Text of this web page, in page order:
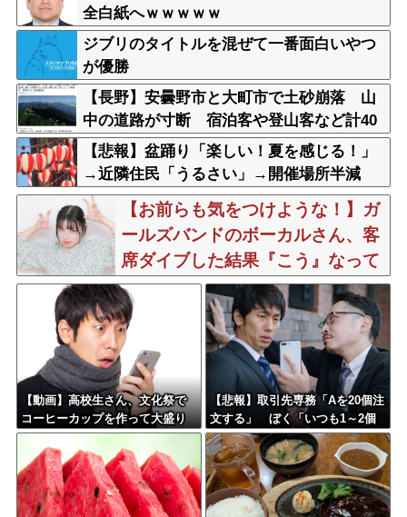
全白紙へｗｗｗｗｗ
ジブリのタイトルを混ぜて一番面白いやつ
が優勝
【長野】安曇野市と大町市で土砂崩落 山
中の道路が寸断 宿泊客や登山客など計40
0人近くが孤立か 土石流で橋が流されたと
の情報も
【悲報】盆踊り「楽しい！夏を感じる！」
→近隣住民「うるさい」→開催場所半減
【お前らも気をつけような！】ガ
ールズバンドのボーカルさん、客
席ダイブした結果『こう』なって
しまいお気持ち表明してしまう…
【動画】高校生さん、文化祭で
コーヒーカップを作って大盛り
あがり←なんかどっかで見たこ
とあると話題に
【悲報】取引先専務「Aを20個注
文する」 ぼく「いつも1～2個
しか使わないけど本当に20であ
ってる？」 取専「あってる」
→結果『こう』なったんだがコ
レワイが悪いん
か？？？？？？？？